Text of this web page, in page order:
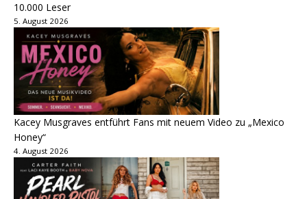
10.000 Leser
5. August 2026
Kacey Musgraves entführt Fans mit neuem Video zu „Mexico
Honey“
4. August 2026